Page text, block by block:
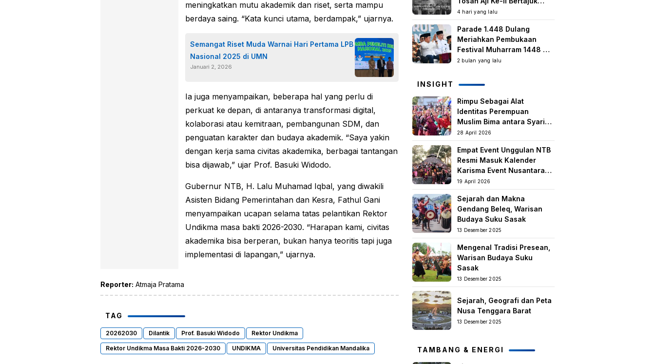
meningkatkan mutu akademik dan riset, serta mampu
berdaya saing. “Kata kunci utama, berdampak,” ujarnya.
Semangat Riset Muda Warnai Hari Pertama LPB
Nasional 2025 di UMN
Januari 2, 2026
Ia juga menyampaikan, beberapa hal yang perlu di
perkuat ke depan, di antaranya transformasi digital,
kolaborasi atau kemitraan, pembangunan SDM, dan
penguatan karakter dan budaya akademik. “Saya yakin
dengan kerja sama civitas akademika, berbagai tantangan
bisa dijawab,” ujar Prof. Basuki Widodo.
Gubernur NTB, H. Lalu Muhamad Iqbal, yang diwakili
Asisten Bidang Pemerintahan dan Kesra, Fathul Gani
menyampaikan ucapan selama tatas pelantikan Rektor
Undikma masa bakti 2026-2030. “Harapan kami, civitas
akademika bisa berperan, bukan hanya teoritis tapi juga
implementasi di lapangan,” ujarnya.
Reporter: Atmaja Pratama
TAG
20262030 Dilantik Prof. Basuki Widodo Rektor Undikma
Rektor Undikma Masa Bakti 2026-2030 UNDIKMA Universitas Pendidikan Mandalika
Samuhita Sakre
4 hari yang lalu
Parade 1.448 Dulang
Meriahkan Pembukaan
Festival Muharram 1448 H
di Lombok Timur
2 bulan yang lalu
INSIGHT
Rimpu Sebagai Alat
Identitas Perempuan
Muslim Bima antara Syariat,
Tradisi lokal, dan
Manifestasi Nilai-nilai
keislaman
28 April 2026
Empat Event Unggulan NTB
Resmi Masuk Kalender
Karisma Event Nusantara
(KEN) 2026
19 April 2026
Sejarah dan Makna
Gendang Beleq, Warisan
Budaya Suku Sasak
13 Desember 2025
Mengenal Tradisi Presean,
Warisan Budaya Suku
Sasak
13 Desember 2025
Sejarah, Geografi dan Peta
Nusa Tenggara Barat
13 Desember 2025
TAMBANG & ENERGI